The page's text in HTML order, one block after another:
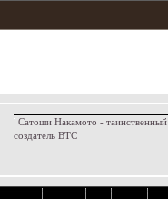
Сатоши Накамото - таинственный
создатель BTC